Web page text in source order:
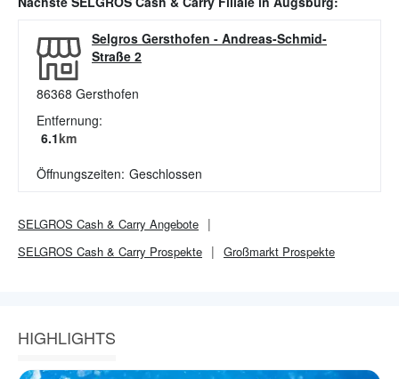
Selgros Gersthofen - Andreas-Schmid-
Straße 2
86368 Gersthofen
Entfernung:
6.1km
Öffnungszeiten: Geschlossen
SELGROS Cash & Carry Angebote
SELGROS Cash & Carry Prospekte Großmarkt Prospekte
HIGHLIGHTS